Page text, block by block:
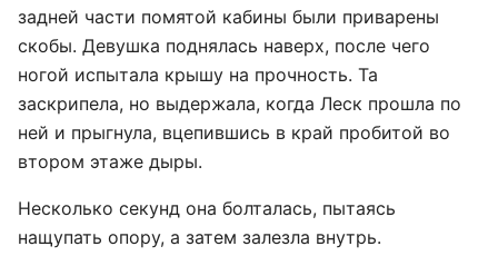
задней части помятой кабины были приварены
скобы. Девушка поднялась наверх, после чего
ногой испытала крышу на прочность. Та
заскрипела, но выдержала, когда Леск прошла по
ней и прыгнула, вцепившись в край пробитой во
втором этаже дыры.
Несколько секунд она болталась, пытаясь
нащупать опору, а затем залезла внутрь.